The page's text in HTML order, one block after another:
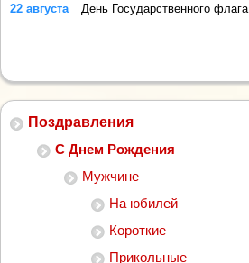
Поздравления
С Днем Рождения
Мужчине
На юбилей
Короткие
Прикольные
22 августа
День Государственного флага